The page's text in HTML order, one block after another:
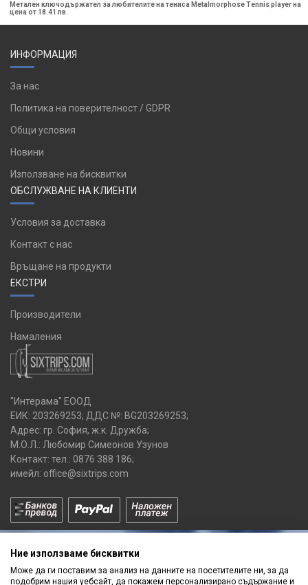
Метален ключодържател за любителите на тениса Metalmorphose Tennis player на
цена от 18.41 лв.
ИНФОРМАЦИЯ
За нас
Политика на поверителност / GDPR
Общи условия
Новини
Използване на бисквитки
ОБСЛУЖВАНЕ НА КЛИЕНТИ
Условия за доставка
Контакт с нас
Връщане на продукти
ЕКСТРИ
Производители
Намаления
"Интерама" ЕООД
ЕИК: 203269253; ДДС №: BG203269253;
Адрес: гр. София, ж.к. Дружба;
М.О.Л.: Любомир Симеонов Узунов
Контакт: тел.: 0876 388 186;
имейл: office@sixtrips.com
Ние използваме бисквитки
Може да ги поставим за анализ на данните на посетителите ни, за да
подобрим нашия уебсайт, да покажем персонализирано съдържание и